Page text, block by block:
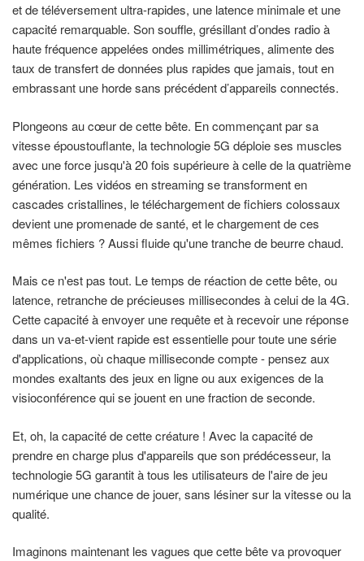
et de téléversement ultra-rapides, une latence minimale et une
capacité remarquable. Son souffle, grésillant d’ondes radio à
haute fréquence appelées ondes millimétriques, alimente des
taux de transfert de données plus rapides que jamais, tout en
embrassant une horde sans précédent d’appareils connectés.
Plongeons au cœur de cette bête. En commençant par sa
vitesse époustouflante, la technologie 5G déploie ses muscles
avec une force jusqu'à 20 fois supérieure à celle de la quatrième
génération. Les vidéos en streaming se transforment en
cascades cristallines, le téléchargement de fichiers colossaux
devient une promenade de santé, et le chargement de ces
mêmes fichiers ? Aussi fluide qu'une tranche de beurre chaud.
Mais ce n'est pas tout. Le temps de réaction de cette bête, ou
latence, retranche de précieuses millisecondes à celui de la 4G.
Cette capacité à envoyer une requête et à recevoir une réponse
dans un va-et-vient rapide est essentielle pour toute une série
d'applications, où chaque milliseconde compte - pensez aux
mondes exaltants des jeux en ligne ou aux exigences de la
visioconférence qui se jouent en une fraction de seconde.
Et, oh, la capacité de cette créature ! Avec la capacité de
prendre en charge plus d'appareils que son prédécesseur, la
technologie 5G garantit à tous les utilisateurs de l'aire de jeu
numérique une chance de jouer, sans lésiner sur la vitesse ou la
qualité.
Imaginons maintenant les vagues que cette bête va provoquer